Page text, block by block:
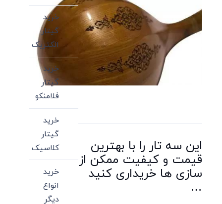
این سه تار را با بهترین
قیمت و کیفیت ممکن از
سازی ها خریداری کنید
…
خرید
گیتار
الکتریک
خرید
گیتار
فلامنکو
خرید
گیتار
کلاسیک
خرید
انواع
دیگر